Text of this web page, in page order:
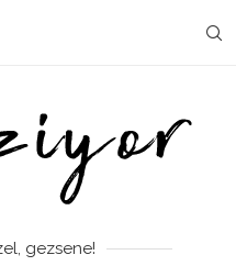
gezsene!